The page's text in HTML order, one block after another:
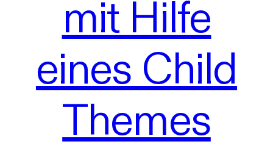
mit Hilfe
eines Child
Themes